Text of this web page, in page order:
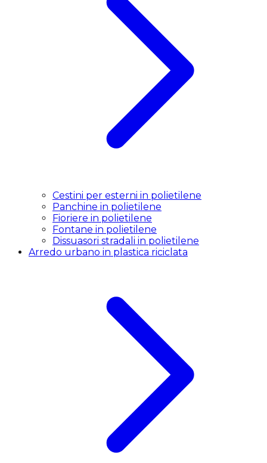
Cestini per esterni in polietilene
Panchine in polietilene
Fioriere in polietilene
Fontane in polietilene
Dissuasori stradali in polietilene
Arredo urbano in plastica riciclata